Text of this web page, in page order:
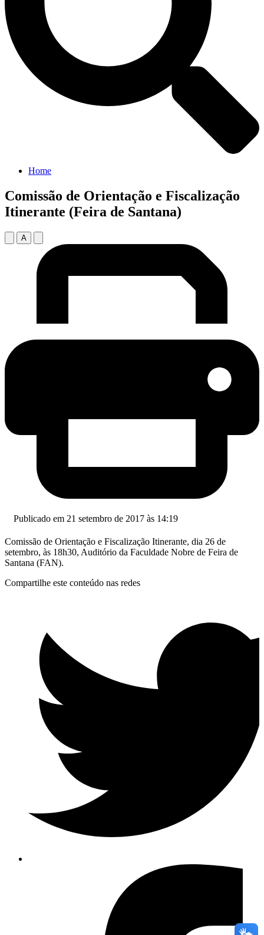
Home
Comissão de Orientação e Fiscalização
Itinerante (Feira de Santana)
A
Publicado em 21 setembro de 2017 às 14:19
Comissão de Orientação e Fiscalização Itinerante, dia 26 de
setembro, às 18h30, Auditório da Faculdade Nobre de Feira de
Santana (FAN).
Compartilhe este conteúdo nas redes